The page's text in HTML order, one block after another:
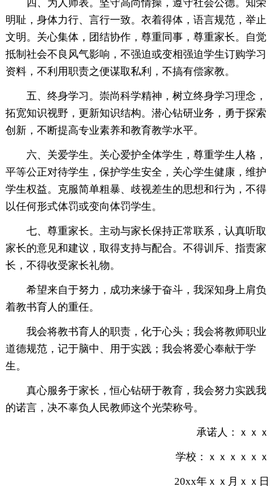
四、为人师表。坚守高尚情操，遵守社会公德。知荣
明耻，身体力行、言行一致。衣着得体，语言规范，举止
文明。关心集体，团结协作，尊重同事，尊重家长。自觉
抵制社会不良风气影响，不强迫或变相强迫学生订购学习
资料，不利用职责之便谋取私利，不搞有偿家教。
五、终身学习。崇尚科学精神，树立终身学习理念，
拓宽知识视野，更新知识结构。潜心钻研业务，勇于探索
创新，不断提高专业素养和教育教学水平。
六、关爱学生。关心爱护全体学生，尊重学生人格，
平等公正对待学生，保护学生安全，关心学生健康，维护
学生权益。克服简单粗暴、歧视差生的思想和行为，不得
以任何形式体罚或变向体罚学生。
七、尊重家长。主动与家长保持正常联系，认真听取
家长的意见和建议，取得支持与配合。不得训斥、指责家
长，不得收受家长礼物。
希望来自于努力，成功来缘于奋斗，我深知身上肩负
着教书育人的重任。
我会将教书育人的职责，化于心头；我会将教师职业
道德规范，记于脑中、用于实践；我会将爱心奉献于学
生。
真心服务于家长，恒心钻研于教育，我会努力实践我
的诺言，决不辜负人民教师这个光荣称号。
承诺人：ｘｘｘ
学校：ｘｘｘｘｘｘ
20xx年ｘｘ月ｘｘ日